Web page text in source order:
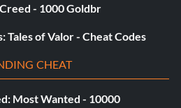
- 1000 Goldbr
Tales of Valor - Cheat Codes
CHEAT
Most Wanted - 10000